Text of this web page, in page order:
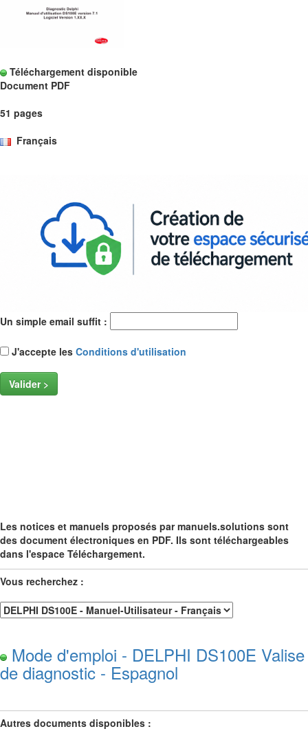
Téléchargement disponible
Document PDF
51 pages
Français
Un simple email suffit :
J'accepte les Conditions d'utilisation
Valider >
Les notices et manuels proposés par manuels.solutions sont
des document électroniques en PDF. Ils sont téléchargeables
dans l'espace Téléchargement.
Vous recherchez :
Mode d'emploi - DELPHI DS100E Valise
de diagnostic - Espagnol
Autres documents disponibles :